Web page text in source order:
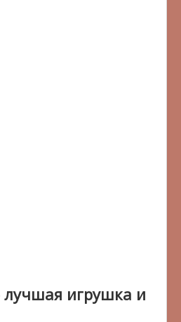
игрушка и